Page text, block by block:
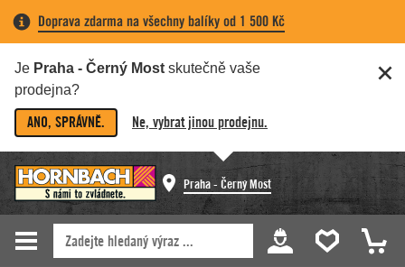
Doprava zdarma na všechny balíky od 1 500 Kč
Je Praha - Černý Most skutečně vaše
prodejna?
ANO, SPRÁVNĚ. Ne, vybrat jinou prodejnu.
Praha - Černý Most